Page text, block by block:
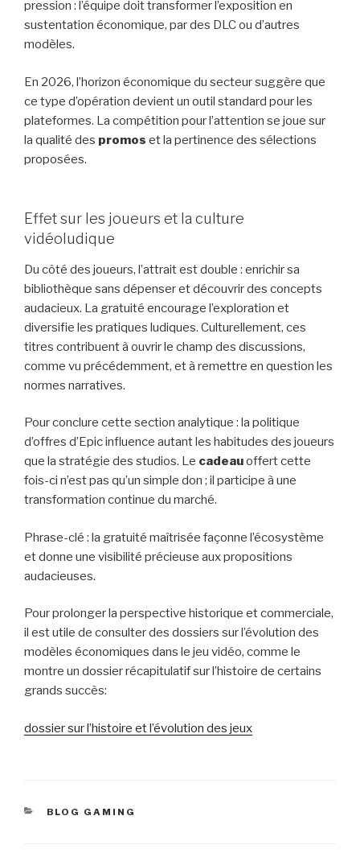
pression : l’équipe doit transformer l’exposition en
sustentation économique, par des DLC ou d’autres
modèles.
En 2026, l’horizon économique du secteur suggère que
ce type d’opération devient un outil standard pour les
plateformes. La compétition pour l’attention se joue sur
la qualité des promos et la pertinence des sélections
proposées.
Effet sur les joueurs et la culture
vidéoludique
Du côté des joueurs, l’attrait est double : enrichir sa
bibliothèque sans dépenser et découvrir des concepts
audacieux. La gratuité encourage l’exploration et
diversifie les pratiques ludiques. Culturellement, ces
titres contribuent à ouvrir le champ des discussions,
comme vu précédemment, et à remettre en question les
normes narratives.
Pour conclure cette section analytique : la politique
d’offres d’Epic influence autant les habitudes des joueurs
que la stratégie des studios. Le cadeauoffert cette
fois-ci n’est pas qu’un simple don ; il participe à une
transformation continue du marché.
Phrase-clé : la gratuité maîtrisée façonne l’écosystème
et donne une visibilité précieuse aux propositions
audacieuses.
Pour prolonger la perspective historique et commerciale,
il est utile de consulter des dossiers sur l’évolution des
modèles économiques dans le jeu vidéo, comme le
montre un dossier récapitulatif sur l’histoire de certains
grands succès:
dossier sur l’histoire et l’évolution des jeux
CATÉGORIES
BLOG GAMING